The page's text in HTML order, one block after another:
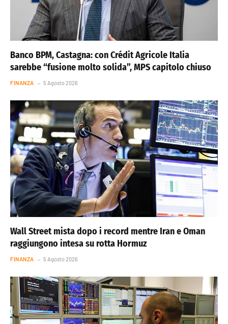
Banco BPM, Castagna: con Crédit Agricole Italia
sarebbe “fusione molto solida”, MPS capitolo chiuso
FINANZA 5 Agosto 2026
Wall Street mista dopo i record mentre Iran e Oman
raggiungono intesa su rotta Hormuz
FINANZA 5 Agosto 2026